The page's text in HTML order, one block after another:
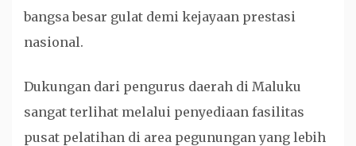
bangsa besar gulat demi kejayaan prestasi
nasional.
Dukungan dari pengurus daerah di Maluku
sangat terlihat melalui penyediaan fasilitas
pusat pelatihan di area pegunungan yang lebih